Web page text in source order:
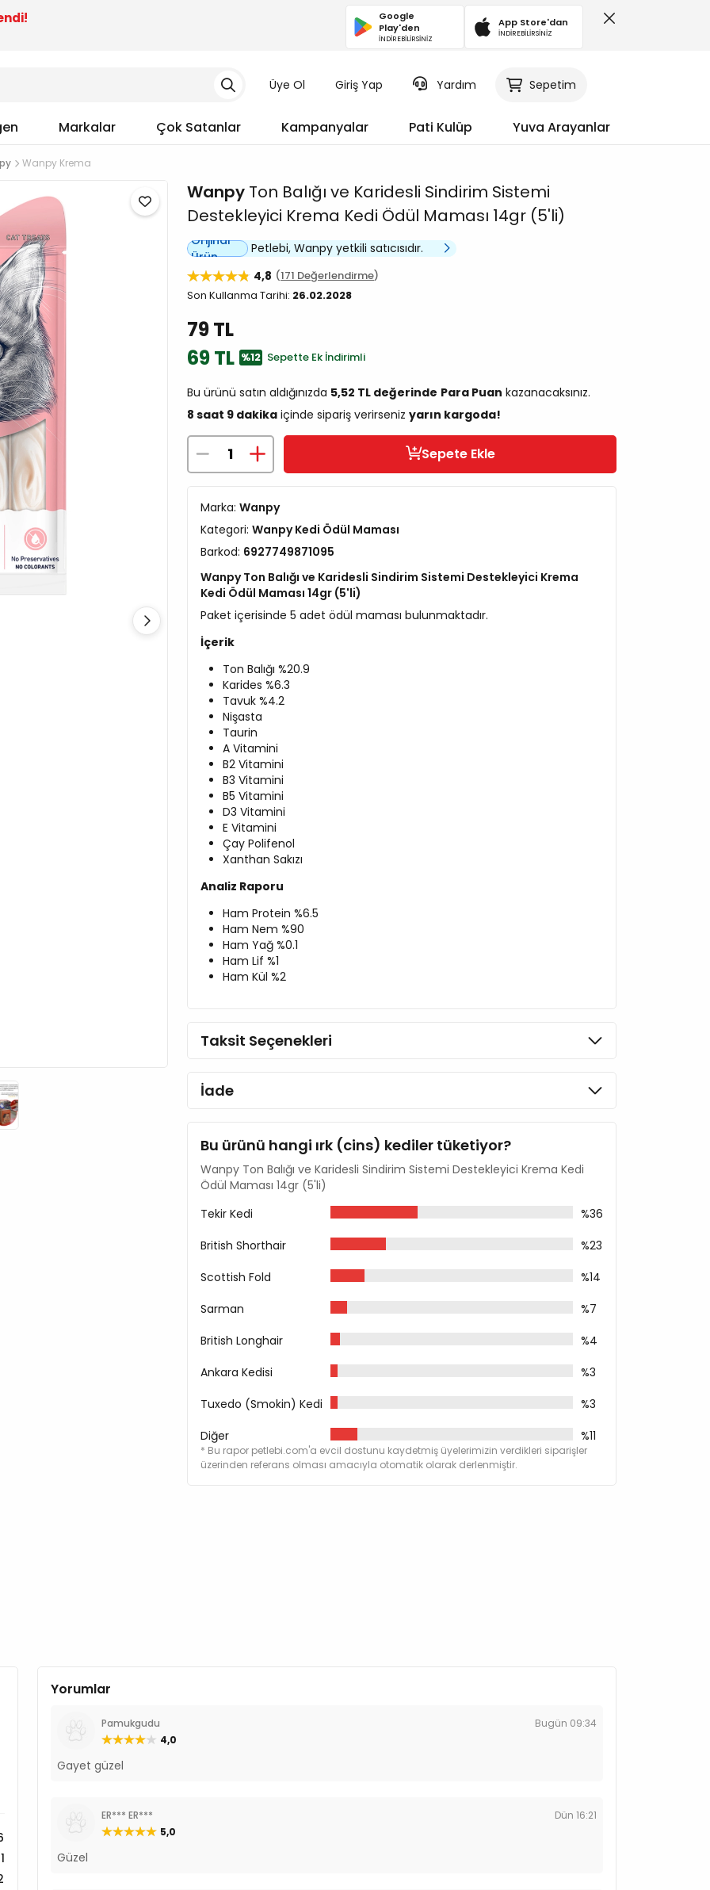
Google
Play'den
İNDİREBİLİRSİNİZ
App Store'dan
İNDİREBİLİRSİNİZ
Üye Ol Giriş Yap Yardım Sepetim
Markalar Çok Satanlar Kampanyalar Pati Kulüp Yuva Arayanlar
Wanpy Krema
Wanpy Ton Balığı ve Karidesli Sindirim Sistemi
Destekleyici Krema Kedi Ödül Maması 14gr (5'li)
Orijinal
Ürün
Petlebi, Wanpy yetkili satıcısıdır.
4,8
171 Değerlendirme
Son Kullanma Tarihi: 26.02.2028
79 TL
69 TL %12 Sepette Ek İndirimli
Bu ürünü satın aldığınızda 5,52 TL değerinde Para Puan kazanacaksınız.
8 saat 9 dakika içinde sipariş verirseniz yarın kargoda!
Sepete Ekle
Marka: Wanpy
Kategori: Wanpy Kedi Ödül Maması
Barkod: 6927749871095
Wanpy Ton Balığı ve Karidesli Sindirim Sistemi Destekleyici Krema
Kedi Ödül Maması 14gr (5'li)
Paket içerisinde 5 adet ödül maması bulunmaktadır.
İçerik
Ton Balığı %20.9
Karides %6.3
Tavuk %4.2
Nişasta
Taurin
A Vitamini
B2 Vitamini
B3 Vitamini
B5 Vitamini
D3 Vitamini
E Vitamini
Çay Polifenol
Xanthan Sakızı
Analiz Raporu
Ham Protein %6.5
Ham Nem %90
Ham Yağ %0.1
Ham Lif %1
Ham Kül %2
Taksit Seçenekleri
İade
Bu ürünü hangi ırk (cins) kediler tüketiyor?
Wanpy Ton Balığı ve Karidesli Sindirim Sistemi Destekleyici Krema Kedi
Ödül Maması 14gr (5'li)
Tekir Kedi
%36
British Shorthair
%23
Scottish Fold
%14
Sarman
%7
British Longhair
%4
Ankara Kedisi
%3
Tuxedo (Smokin) Kedi
%3
Diğer
%11
* Bu rapor petlebi.com'a evcil dostunu kaydetmiş üyelerimizin verdikleri siparişler
üzerinden referans olması amacıyla otomatik olarak derlenmiştir.
Yorumlar
Pamukgudu
Bugün 09:34
4,0
Gayet güzel
ER*** ER***
Dün 16:21
5,0
Güzel